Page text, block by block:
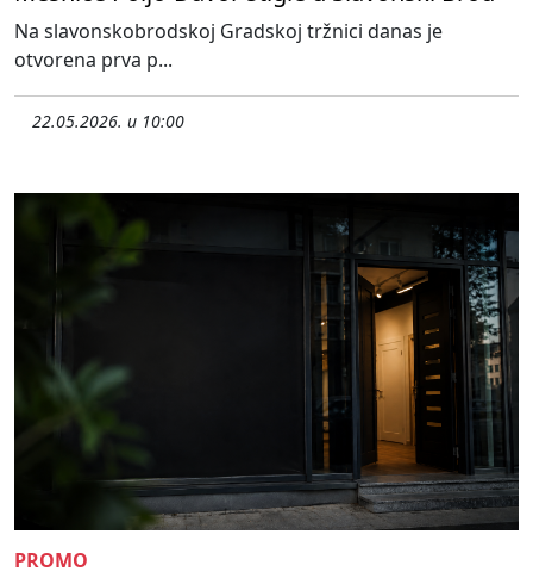
Na slavonskobrodskoj Gradskoj tržnici danas je
otvorena prva p...
22.05.2026. u 10:00
PROMO